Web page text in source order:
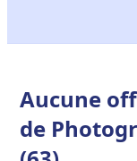
Aucune
de